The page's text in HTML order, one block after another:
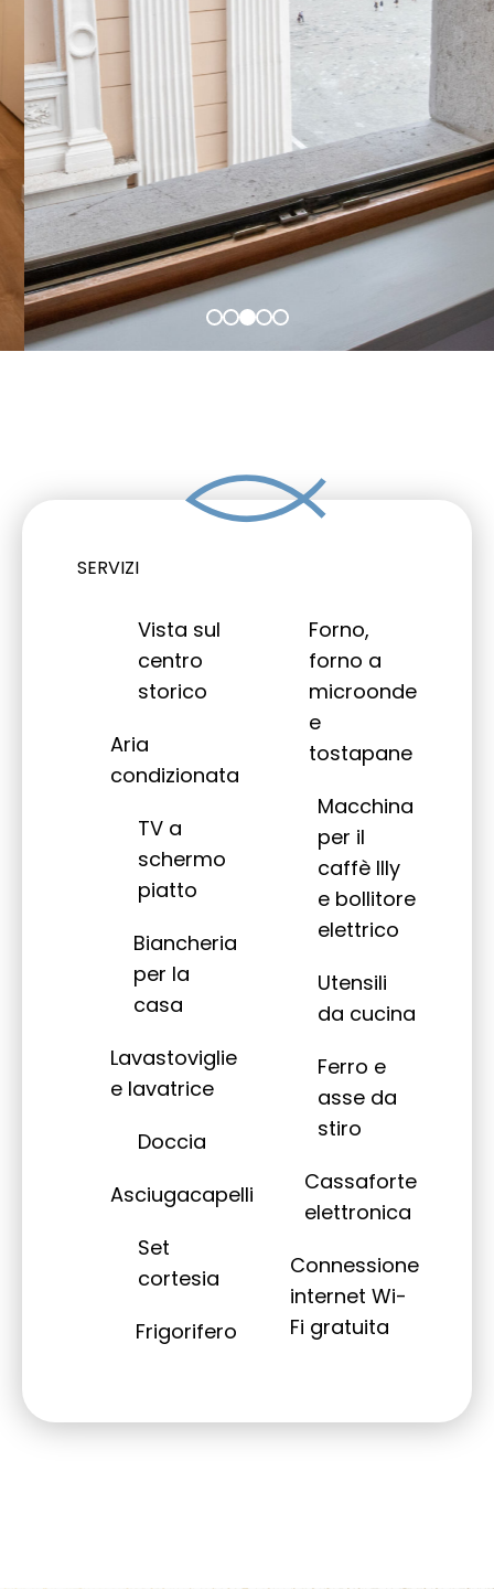
SERVIZI
Vista sul
centro
storico
Aria
condizionata
TV a
schermo
piatto
Biancheria
per la
casa
Lavastoviglie
e lavatrice
Doccia
Asciugacapelli
Set
cortesia
Frigorifero
Forno,
forno a
microonde
e
tostapane
Macchina
per il
caffè Illy
e bollitore
elettrico
Utensili
da cucina
Ferro e
asse da
stiro
Cassaforte
elettronica
Connessione
internet Wi-
Fi gratuita